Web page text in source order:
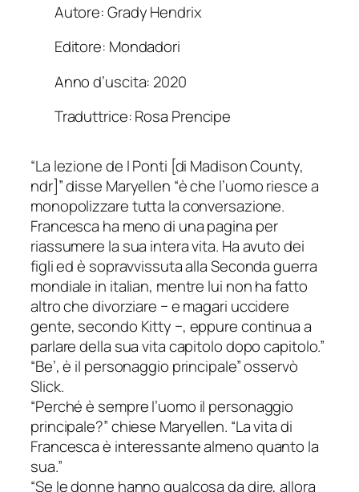
Autore: Grady Hendrix
Editore: Mondadori
Anno d’uscita: 2020
Traduttrice: Rosa Prencipe
“La lezione de I Ponti [di Madison County,
ndr]” disse Maryellen “è che l’uomo riesce a
monopolizzare tutta la conversazione.
Francesca ha meno di una pagina per
riassumere la sua intera vita. Ha avuto dei
figli ed è sopravvissuta alla Seconda guerra
mondiale in italian, mentre lui non ha fatto
altro che divorziare − e magari uccidere
gente, secondo Kitty −, eppure continua a
parlare della sua vita capitolo dopo capitolo.”
“Be’, è il personaggio principale” osservò
Slick.
“Perché è sempre l’uomo il personaggio
principale?” chiese Maryellen. “La vita di
Francesca è interessante almeno quanto la
sua.”
“Se le donne hanno qualcosa da dire, allora